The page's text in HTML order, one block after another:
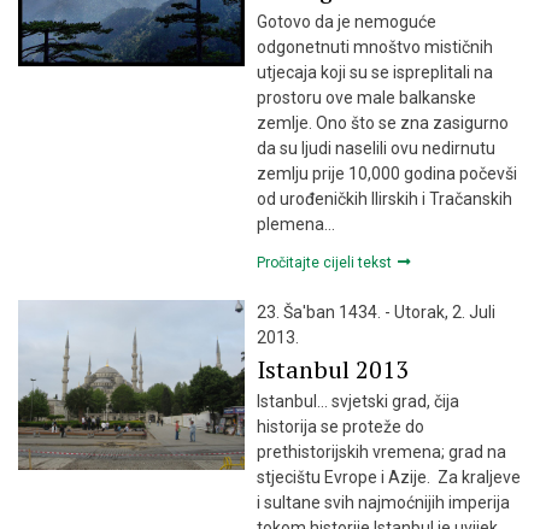
Gotovo da je nemoguće
odgonetnuti mnoštvo mističnih
utjecaja koji su se ispreplitali na
prostoru ove male balkanske
zemlje. Ono što se zna zasigurno
da su ljudi naselili ovu nedirnutu
zemlju prije 10,000 godina počevši
od urođeničkih Ilirskih i Tračanskih
plemena…
Pročitajte cijeli tekst
23. Ša'ban 1434. - Utorak, 2. Juli
2013.
Istanbul 2013
Istanbul… svjetski grad, čija
historija se proteže do
prethistorijskih vremena; grad na
stjecištu Evrope i Azije. Za kraljeve
i sultane svih najmoćnijih imperija